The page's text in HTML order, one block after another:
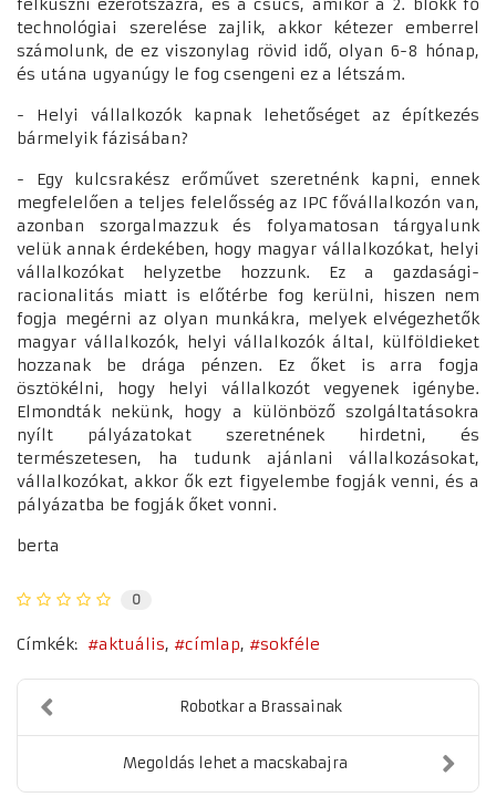
felkúszni ezerötszázra, és a csúcs, amikor a 2. blokk fő
technológiai szerelése zajlik, akkor kétezer emberrel
számolunk, de ez viszonylag rövid idő, olyan 6-8 hónap,
és utána ugyanúgy le fog csengeni ez a létszám.
- Helyi vállalkozók kapnak lehetőséget az építkezés
bármelyik fázisában?
- Egy kulcsrakész erőművet szeretnénk kapni, ennek
megfelelően a teljes felelősség az IPC fővállalkozón van,
azonban szorgalmazzuk és folyamatosan tárgyalunk
velük annak érdekében, hogy magyar vállalkozókat, helyi
vállalkozókat helyzetbe hozzunk. Ez a gazdasági-
racionalitás miatt is előtérbe fog kerülni, hiszen nem
fogja megérni az olyan munkákra, melyek elvégezhetők
magyar vállalkozók, helyi vállalkozók által, külföldieket
hozzanak be drága pénzen. Ez őket is arra fogja
ösztökélni, hogy helyi vállalkozót vegyenek igénybe.
Elmondták nekünk, hogy a különböző szolgáltatásokra
nyílt pályázatokat szeretnének hirdetni, és
természetesen, ha tudunk ajánlani vállalkozásokat,
vállalkozókat, akkor ők ezt figyelembe fogják venni, és a
pályázatba be fogják őket vonni.
berta
0
Címkék: aktuális címlap sokféle
Robotkar a Brassainak
Megoldás lehet a macskabajra